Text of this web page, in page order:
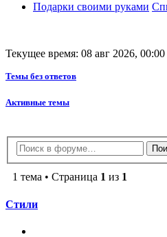
Подарки своими руками
Текущее время: 08 авг 2026, 00:00
Темы без ответов
Активные темы
1 тема • Страница 1 из 1
Стили